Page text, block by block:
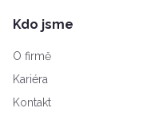
Kdo jsme
O firmě
Kariéra
Kontakt